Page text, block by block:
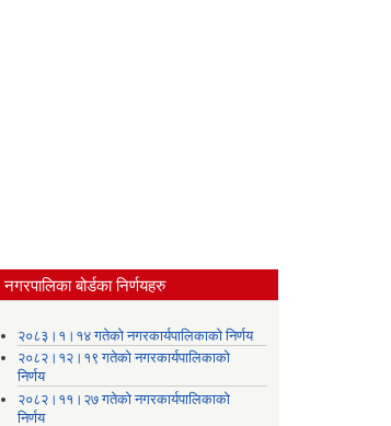
नगरपालिका बोर्डका निर्णयहरु
२०८३।१।१४ गतेको नगरकार्यपालिकाको निर्णय
२०८२।१२।१९ गतेको नगरकार्यपालिकाको
निर्णय
२०८२।११।२७ गतेको नगरकार्यपालिकाको
निर्णय